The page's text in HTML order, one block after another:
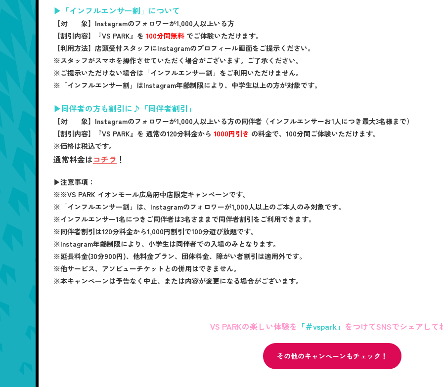
▶「インフルエンサー割」について
【対 象】 Instagramのフォロワーが1,000人以上いる方
【割引内容】
『VS PARK』を 100分間無料 でご体験いただけます。
【利用方法】 店頭受付スタッフにInstagramのプロフィール画面をご提示ください。
※スタッフがスマホを操作させていただく場合がございます。ご了承ください。
※ご提示いただけない場合は「インフルエンサー割」をご利用いただけません。
※「インフルエンサー割」はInstagram年齢制限により、中学生以上の方が対象です。
▶同伴者の方も割引に♪「同伴者割引」
【対 象】 Instagramのフォロワーが1,000人以上いる方の同伴者（インフルエンサーお1人につき最大3名様まで）
【割引内容】
『VS PARK』を 通常の120分料金から 1000円引き の料金で、100分間ご体験いただけます。
※価格は税込です。
通常料金はコチラ ！
▶注意事項：
※※VS PARK イオンモール広島府中店限定キャンペーンです。
※「インフルエンサー割」は、Instagramのフォロワーが1,000人以上のご本人のみ対象です。
※インフルエンサー1名につきご同伴者は3名さままで同伴者割引をご利用できます。
※同伴者割引は120分料金から1,000円割引で100分遊び放題です。
※Instagram年齢制限により、小学生は同伴者での入場のみとなります。
※延長料金(30分900円)、他料金プラン、団体料金、障がい者割引は適用外です。
※他サービス、アソビューチケットとの併用はできません。
※本キャンペーンは予告なく中止、または内容が変更になる場合がございます。
VS PARKの楽しい体験を 「＃vspark」 をつけてSNSでシェアして
その他のキャンペーンもチェック！